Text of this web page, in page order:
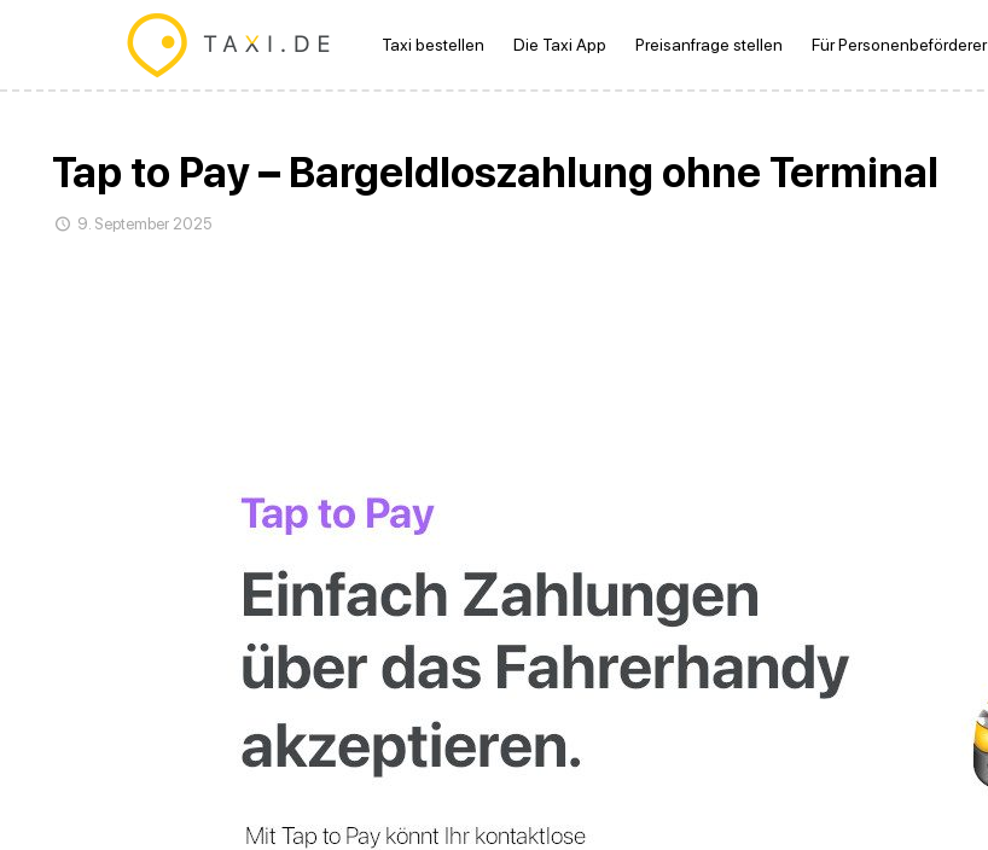
Taxi bestellen Die Taxi App Preisanfrage stellen Für Personenbeförderer
Tap to Pay – Bargeldloszahlung ohne Terminal
9. September 2025